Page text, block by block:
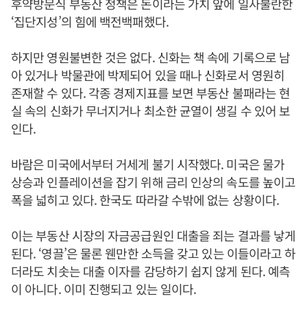
‘집단지성’의 힘에 백전백패했다.
하지만 영원불변한 것은 없다. 신화는 책 속에 기록으로 남
아 있거나 박물관에 박제되어 있을 때나 신화로서 영원히
존재할 수 있다. 각종 경제지표를 보면 부동산 불패라는 현
실 속의 신화가 무너지거나 최소한 균열이 생길 수 있어 보
인다.
바람은 미국에서부터 거세게 불기 시작했다. 미국은 물가
상승과 인플레이션을 잡기 위해 금리 인상의 속도를 높이고
폭을 넓히고 있다. 한국도 따라갈 수밖에 없는 상황이다.
이는 부동산 시장의 자금공급원인 대출을 죄는 결과를 낳게
된다. ‘영끌’은 물론 웬만한 소득을 갖고 있는 이들이라고 하
더라도 치솟는 대출 이자를 감당하기 쉽지 않게 된다. 예측
이 아니다. 이미 진행되고 있는 일이다.